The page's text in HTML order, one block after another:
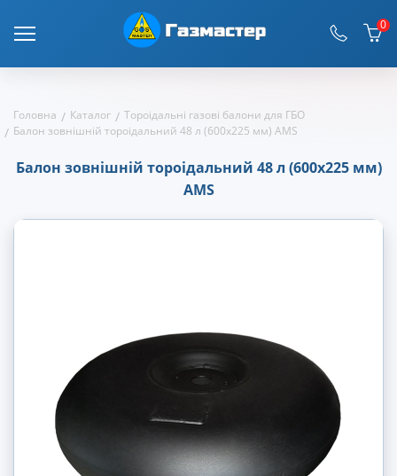
0
Головна Каталог
Тороідальні газові балони для ГБО
Балон зовнішній тороідальний 48 л (600х225 мм) AMS
Балон зовнішній тороідальний 48 л (600х225 мм)
AMS